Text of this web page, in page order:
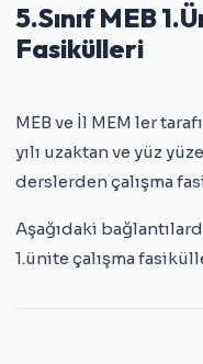
5.Sınıf MEB
Fasikülleri
MEB ve İl MEM ler
yılı uzaktan ve yüz
derslerden çalışma
Aşağıdaki
1.ünite çalışma